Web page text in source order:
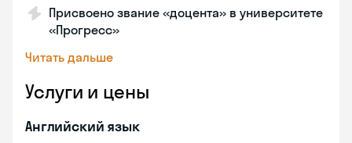
Присвоено звание «доцента» в университете
«Прогресс»
Читать дальше
Услуги и цены
Английский язык